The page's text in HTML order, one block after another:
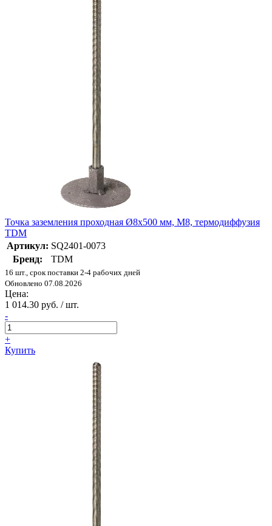
Точка заземления проходная Ø8х500 мм, М8, термодиффузия
TDM
Артикул: SQ2401-0073
Бренд:
TDM
16 шт., срок поставки 2-4 рабочих дней
Обновлено 07.08.2026
Цена:
1 014.30 руб. / шт.
-
+
Купить